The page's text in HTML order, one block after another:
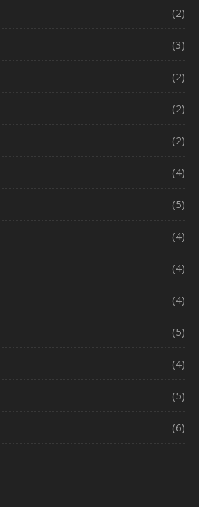
(2)
(3)
(2)
(2)
(2)
(4)
(5)
(4)
(4)
(4)
(5)
(4)
(5)
(6)